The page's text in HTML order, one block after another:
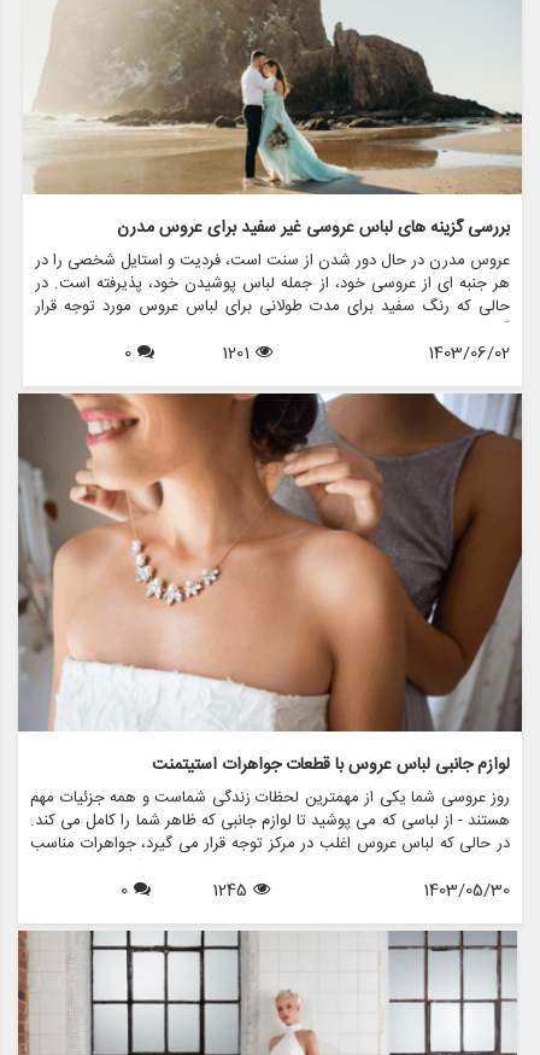
بررسی گزینه های لباس عروسی غیر سفید برای عروس مدرن
عروس مدرن در حال دور شدن از سنت است، فردیت و استایل شخصی را در
هر جنبه ای از عروسی خود، از جمله لباس پوشیدن خود، پذیرفته است. در
حالی که رنگ سفید برای مدت طولانی برای لباس عروس مورد توجه قرار
گرفته است، عروس های بیشتری برای لباس عروسی غیر سفید انتخاب می
کنند که شخصیت منحصر به فرد آنها و جوهر داستان عشق آنها را منعکس
می کنیم، در مورد نحوه انتخاب استایل مناسب برای روز خاص خود بحث می
کنیم و نشان می دهیم که مزون چرخچی چگونه می تواند به شما در پیدا
کردن یا ایجاد لباس مناسب کمک کند.
1403/06/02
1201
0
لوازم جانبی لباس عروس با قطعات جواهرات استیتمنت
روز عروسی شما یکی از مهمترین لحظات زندگی شماست و همه جزئیات مهم
هستند - از لباسی که می پوشید تا لوازم جانبی که ظاهر شما را کامل می کند.
در حالی که لباس عروس اغلب در مرکز توجه قرار می گیرد، جواهرات مناسب
می تواند مجموعه شما را ارتقا دهد و استایل شما را منعکس کند. در این
مقاله، نحوه تزیین لباس عروسی خود را با جواهرات بیان می کنیم تا اطمینان
مزون چرخچی چگونه می تواند به شما در یافتن اکسسوری های عروس
مناسب برای تکمیل لباس شما کمک کند.
1403/05/30
1245
0